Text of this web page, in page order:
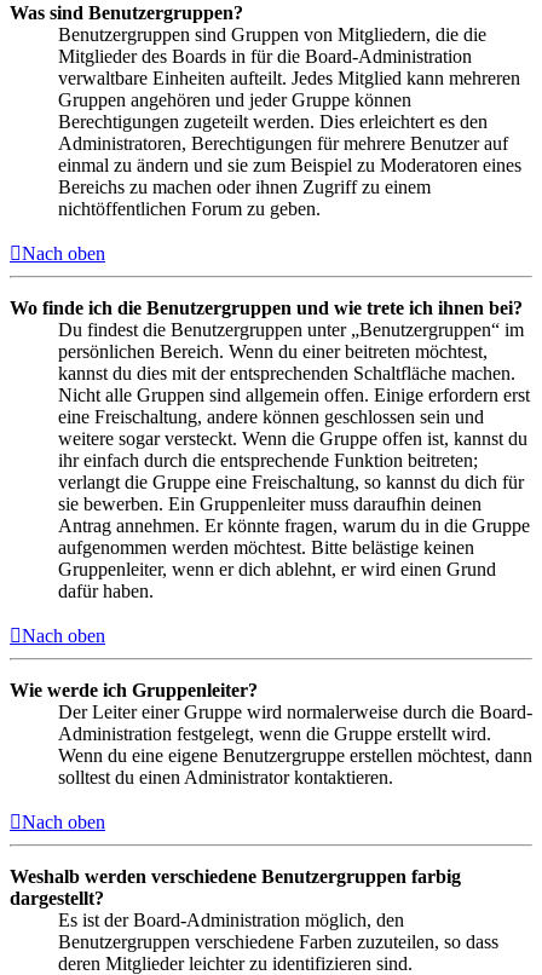
Was sind Benutzergruppen?
Benutzergruppen sind Gruppen von Mitgliedern, die die
Mitglieder des Boards in für die Board-Administration
verwaltbare Einheiten aufteilt. Jedes Mitglied kann mehreren
Gruppen angehören und jeder Gruppe können
Berechtigungen zugeteilt werden. Dies erleichtert es den
Administratoren, Berechtigungen für mehrere Benutzer auf
einmal zu ändern und sie zum Beispiel zu Moderatoren eines
Bereichs zu machen oder ihnen Zugriff zu einem
nichtöffentlichen Forum zu geben.
Nach oben
Wo finde ich die Benutzergruppen und wie trete ich ihnen bei?
Du findest die Benutzergruppen unter „Benutzergruppen“ im
persönlichen Bereich. Wenn du einer beitreten möchtest,
kannst du dies mit der entsprechenden Schaltfläche machen.
Nicht alle Gruppen sind allgemein offen. Einige erfordern erst
eine Freischaltung, andere können geschlossen sein und
weitere sogar versteckt. Wenn die Gruppe offen ist, kannst du
ihr einfach durch die entsprechende Funktion beitreten;
verlangt die Gruppe eine Freischaltung, so kannst du dich für
sie bewerben. Ein Gruppenleiter muss daraufhin deinen
Antrag annehmen. Er könnte fragen, warum du in die Gruppe
aufgenommen werden möchtest. Bitte belästige keinen
Gruppenleiter, wenn er dich ablehnt, er wird einen Grund
dafür haben.
Nach oben
Wie werde ich Gruppenleiter?
Der Leiter einer Gruppe wird normalerweise durch die Board-
Administration festgelegt, wenn die Gruppe erstellt wird.
Wenn du eine eigene Benutzergruppe erstellen möchtest, dann
solltest du einen Administrator kontaktieren.
Nach oben
Weshalb werden verschiedene Benutzergruppen farbig
dargestellt?
Es ist der Board-Administration möglich, den
Benutzergruppen verschiedene Farben zuzuteilen, so dass
deren Mitglieder leichter zu identifizieren sind.